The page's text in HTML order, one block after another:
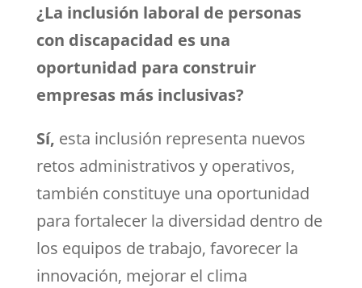
¿La inclusión laboral de personas
con discapacidad es una
oportunidad para construir
empresas más inclusivas?
Sí, esta inclusión representa nuevos
retos administrativos y operativos,
también constituye una oportunidad
para fortalecer la diversidad dentro de
los equipos de trabajo, favorecer la
innovación, mejorar el clima